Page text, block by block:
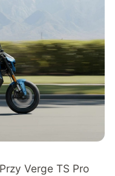
Verge TS Pro